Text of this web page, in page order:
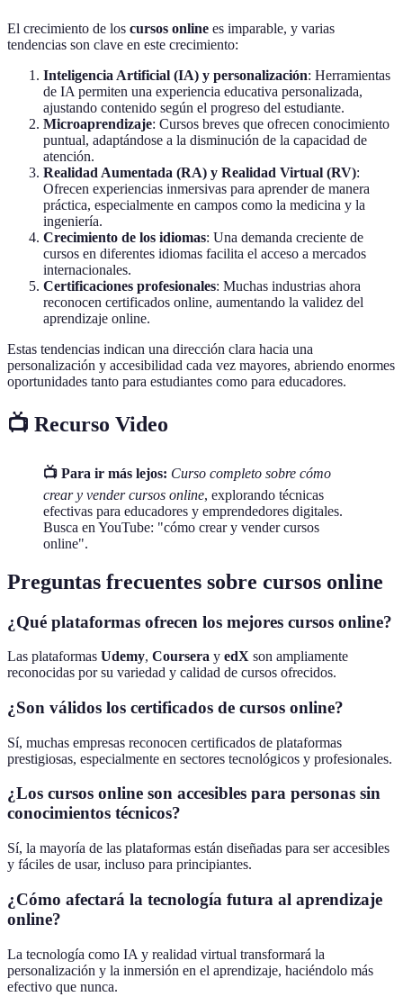
El crecimiento de los cursos online es imparable, y varias
tendencias son clave en este crecimiento:
Inteligencia Artificial (IA) y personalización: Herramientas
de IA permiten una experiencia educativa personalizada,
ajustando contenido según el progreso del estudiante.
Microaprendizaje: Cursos breves que ofrecen conocimiento
puntual, adaptándose a la disminución de la capacidad de
atención.
Realidad Aumentada (RA) y Realidad Virtual (RV):
Ofrecen experiencias inmersivas para aprender de manera
práctica, especialmente en campos como la medicina y la
ingeniería.
Crecimiento de los idiomas: Una demanda creciente de
cursos en diferentes idiomas facilita el acceso a mercados
internacionales.
Certificaciones profesionales: Muchas industrias ahora
reconocen certificados online, aumentando la validez del
aprendizaje online.
Estas tendencias indican una dirección clara hacia una
personalización y accesibilidad cada vez mayores, abriendo enormes
oportunidades tanto para estudiantes como para educadores.
📺 Recurso Video
📺 Para ir más lejos: Curso completo sobre cómo
crear y vender cursos online, explorando técnicas
efectivas para educadores y emprendedores digitales.
Busca en YouTube: "cómo crear y vender cursos
online".
Preguntas frecuentes sobre cursos online
¿Qué plataformas ofrecen los mejores cursos online?
Las plataformas Udemy, Coursera y edX son ampliamente
reconocidas por su variedad y calidad de cursos ofrecidos.
¿Son válidos los certificados de cursos online?
Sí, muchas empresas reconocen certificados de plataformas
prestigiosas, especialmente en sectores tecnológicos y profesionales.
¿Los cursos online son accesibles para personas sin
conocimientos técnicos?
Sí, la mayoría de las plataformas están diseñadas para ser accesibles
y fáciles de usar, incluso para principiantes.
¿Cómo afectará la tecnología futura al aprendizaje
online?
La tecnología como IA y realidad virtual transformará la
personalización y la inmersión en el aprendizaje, haciéndolo más
efectivo que nunca.